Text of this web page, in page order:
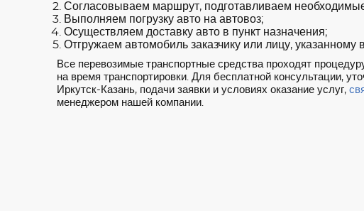
Согласовываем маршрут, подготавливаем
Выполняем погрузку авто на автовоз;
Осуществляем доставку авто в пункт назначения;
Отгружаем автомобиль заказчику или лицу, указанному
Все перевозимые транспортные средства проходят
на время транспортировки. Для бесплатной консультации,
Иркутск-Казань, подачи заявки и условиях оказание услуг,
менеджером нашей компании.